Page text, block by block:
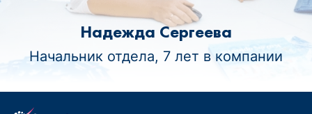
Надежда Сергеева
Начальник отдела, 7 лет в компании